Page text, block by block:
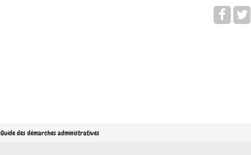
Guide des démarches administratives